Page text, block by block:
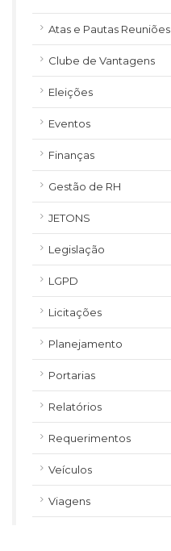
Atas e Pautas Reuniões
Clube de Vantagens
Eleições
Eventos
Finanças
Gestão de RH
JETONS
Legislação
LGPD
Licitações
Planejamento
Portarias
Relatórios
Requerimentos
Veículos
Viagens